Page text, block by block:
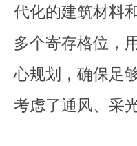
代化的建筑材料
多个寄存格位，
心规划，确保足
考虑了通风、采